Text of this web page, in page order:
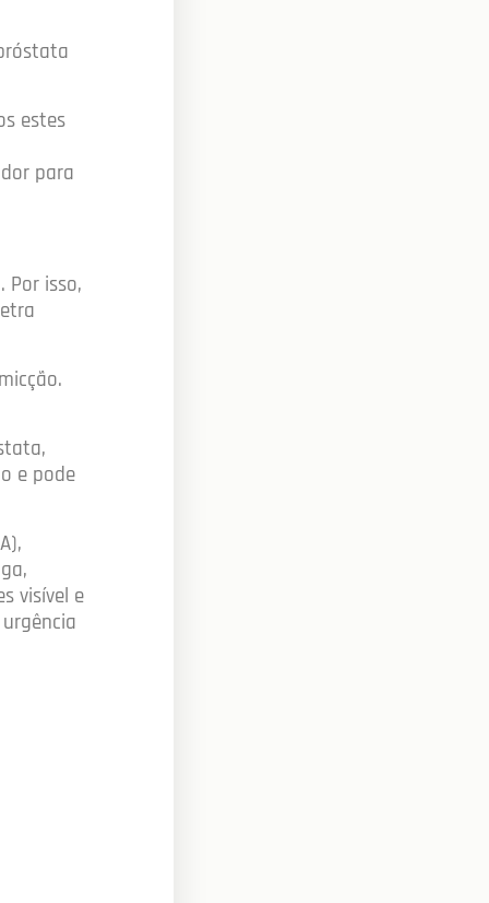
estes
para
Por isso,
e pode
visível e